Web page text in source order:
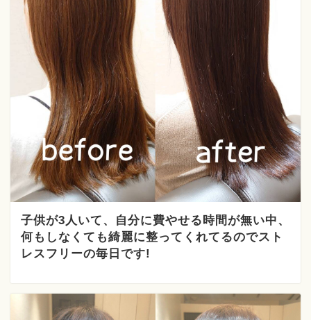
子供が3人いて、自分に費やせる時間が無い中、
何もしなくても綺麗に整ってくれてるのでスト
レスフリーの毎日です!